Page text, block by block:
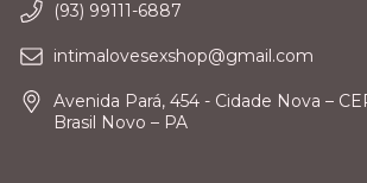
(93) 99111-6887
intimalovesexshop@gmail.com
Avenida Pará, 454 - Cidade Nova –
Brasil Novo – PA